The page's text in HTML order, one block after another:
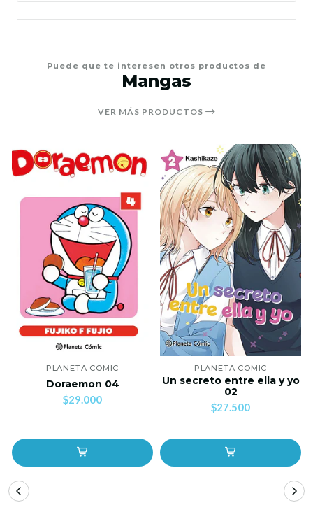
Puede que te interesen otros productos de
Mangas
VER MÁS PRODUCTOS
PLANETA COMIC
Doraemon 04
$29.000
PLANETA COMIC
Un secreto entre ella y yo
02
$27.500